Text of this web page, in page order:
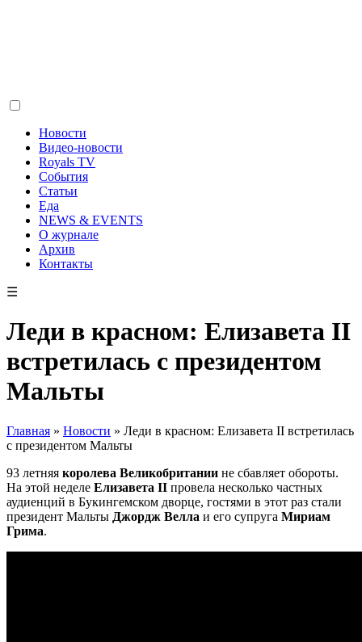
Новости
Видео-новости
Royals TV
События
Статьи
Еда
NEWS & EVENTS
О журнале
Архив
Контакты
☰
Леди в красном: Елизавета II
встретилась с президентом
Мальты
Главная » Новости » Леди в красном: Елизавета II встретилась
с президентом Мальты
93 летняя королева Великобритании не сбавляет обороты.
На этой неделе Елизавета II провела несколько частных
аудиенций в Букингемском дворце, гостями в этот раз стали
президент Мальты Джордж Велла и его супруга Мириам
Грима.